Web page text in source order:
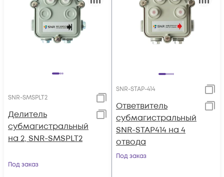
SNR-SMSPLT2
Делитель
субмагистральный
на 2, SNR-SMSPLT2
Под заказ
SNR-STAP-414
Ответвитель
субмагистральный
SNR-STAP414 на 4
отвода
Под заказ